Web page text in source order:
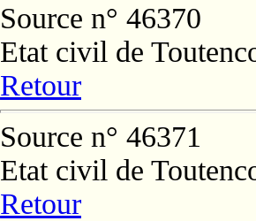
Source n° 46370
Etat civil de
Retour
Source n° 46371
Etat civil de
Retour